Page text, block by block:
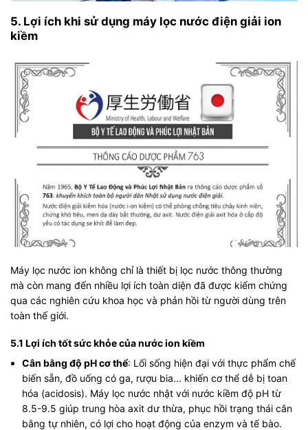
5. Lợi ích khi sử dụng máy lọc nước điện giải ion
kiềm
Máy lọc nước ion không chỉ là thiết bị lọc nước thông thường
mà còn mang đến nhiều lợi ích toàn diện đã được kiểm chứng
qua các nghiên cứu khoa học và phản hồi từ người dùng trên
toàn thế giới.
5.1 Lợi ích tốt sức khỏe của nước ion kiềm
Cân bằng độ pH cơ thể: Lối sống hiện đại với thực phẩm chế
biến sẵn, đồ uống có ga, rượu bia... khiến cơ thể dễ bị toan
hóa (acidosis). Máy lọc nước nhật với nước kiềm độ pH từ
8.5-9.5 giúp trung hòa axit dư thừa, phục hồi trạng thái cân
bằng tự nhiên, có lợi cho hoạt động của enzym và tế bào.